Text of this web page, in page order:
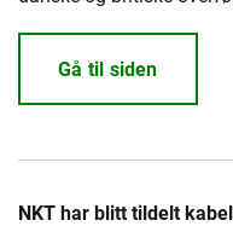
Gå til siden
NKT har blitt tildelt